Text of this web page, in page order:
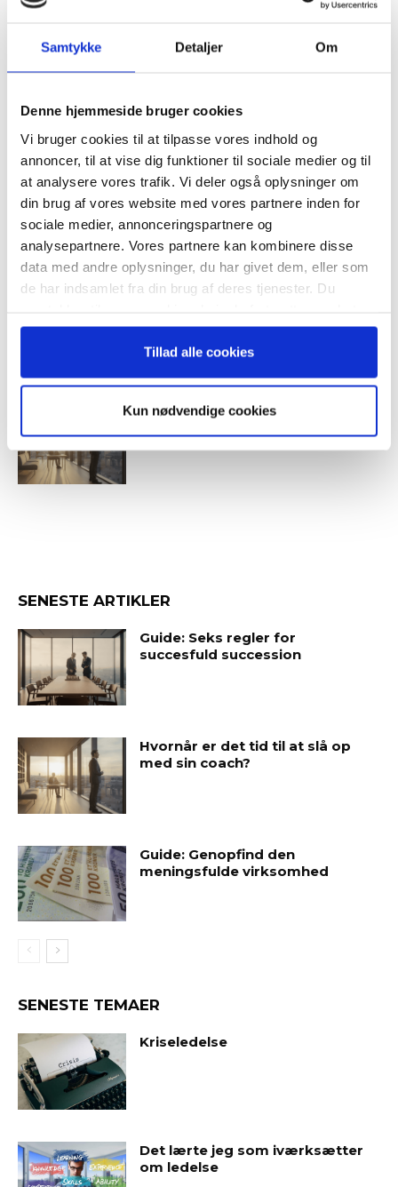
Samtykke Detaljer Om
Denne hjemmeside bruger cookies
Vi bruger cookies til at tilpasse vores indhold og
annoncer, til at vise dig funktioner til sociale medier og til
at analysere vores trafik. Vi deler også oplysninger om
din brug af vores website med vores partnere inden for
sociale medier, annonceringspartnere og
analysepartnere. Vores partnere kan kombinere disse
data med andre oplysninger, du har givet dem, eller som
de har indsamlet fra din brug af deres tjenester. Du
anvende vores hjemmeside.
Tillad alle cookies
Kun nødvendige cookies
Korn Ferry
Ledelse 10/2023
RELATEREDE ARTIKLER
succesfuld succession
Hvornår er det tid til at slå op
med sin coach?
SENESTE ARTIKLER
Guide: Seks regler for
succesfuld succession
Hvornår er det tid til at slå op
med sin coach?
Guide: Genopfind den
meningsfulde virksomhed
SENESTE TEMAER
Kriseledelse
Det lærte jeg som iværksætter
om ledelse
Tilmeld dig vores
nyhedsbrev
– og modtag Ole Borchs bog
“Succes i en dansk bestyrelse”
Bestyrelsesguidens ugentlige nyhedsbrev samt
Tilmeld